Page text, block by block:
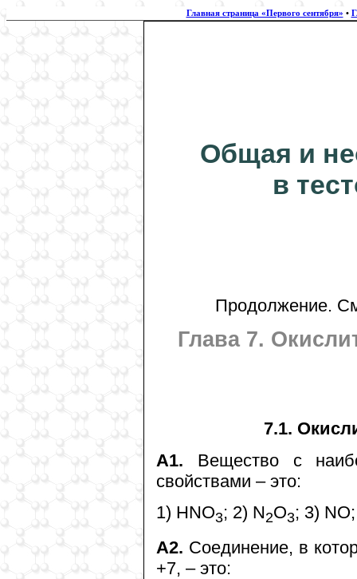
Главная страница «Первого сентября» •
Общая и
в
Продолжение.
Глава 7.
7.1.
А1. Вещество с
свойствами – это:
1) HNO3; 2) N2O3; 3)
А2. Соединение, в
+7, – это: